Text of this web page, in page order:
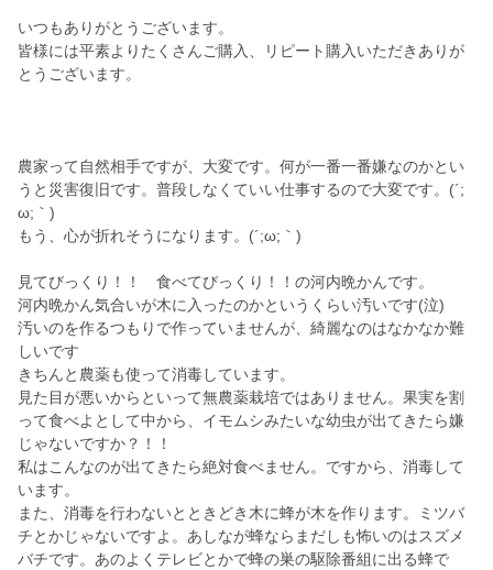
いつもありがとうございます。
皆様には平素よりたくさんご購入、リピート購入いただきありが
とうございます。
農家って自然相手ですが、大変です。何が一番一番嫌なのかとい
うと災害復旧です。普段しなくていい仕事するので大変です。(´;
ω;｀)
もう、心が折れそうになります。(´;ω;｀)
見てびっくり！！ 食べてびっくり！！の河内晩かんです。
河内晩かん気合いが木に入ったのかというくらい汚いです(泣)
汚いのを作るつもりで作っていませんが、綺麗なのはなかなか難
しいです
きちんと農薬も使って消毒しています。
見た目が悪いからといって無農薬栽培ではありません。果実を割
って食べよとして中から、イモムシみたいな幼虫が出てきたら嫌
じゃないですか？！！
私はこんなのが出てきたら絶対食べません。ですから、消毒して
います。
また、消毒を行わないとときどき木に蜂が木を作ります。ミツバ
チとかじゃないですよ。あしなが蜂ならまだしも怖いのはスズメ
バチです。あのよくテレビとかで蜂の巣の駆除番組に出る蜂で